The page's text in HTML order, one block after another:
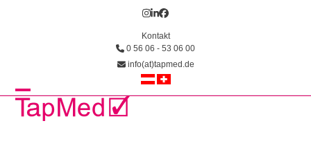
Instagram
LinkedIn
Facebook
Kontakt
0 56 06 - 53 06 00
info(at)tapmed.de
Open
Close